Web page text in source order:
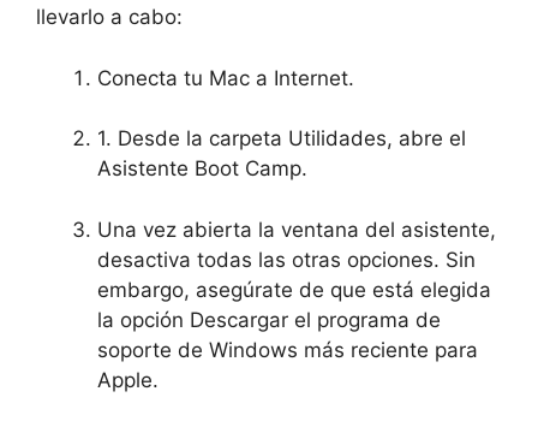
llevarlo a cabo:
Conecta tu Mac a Internet.
1. Desde la carpeta Utilidades, abre el
Asistente Boot Camp.
Una vez abierta la ventana del asistente,
desactiva todas las otras opciones. Sin
embargo, asegúrate de que está elegida
la opción Descargar el programa de
soporte de Windows más reciente para
Apple.